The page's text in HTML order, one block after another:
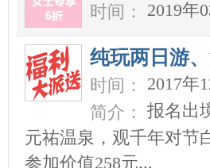
时间： 2019年
纯玩两日游
时间：
2017年
简介：
报名出
元祐温泉，观千年对节
参加价值258元...